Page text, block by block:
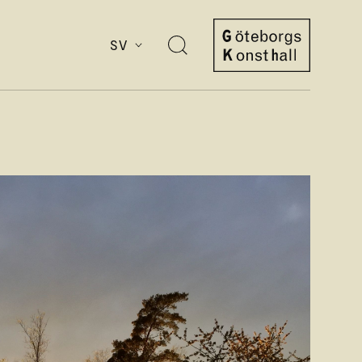
SV
Öppna